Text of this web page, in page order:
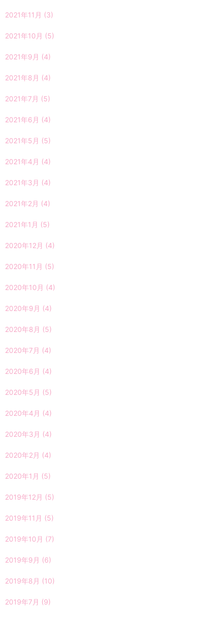
2021年11月 (3)
2021年10月 (5)
2021年9月 (4)
2021年8月 (4)
2021年7月 (5)
2021年6月 (4)
2021年5月 (5)
2021年4月 (4)
2021年3月 (4)
2021年2月 (4)
2021年1月 (5)
2020年12月 (4)
2020年11月 (5)
2020年10月 (4)
2020年9月 (4)
2020年8月 (5)
2020年7月 (4)
2020年6月 (4)
2020年5月 (5)
2020年4月 (4)
2020年3月 (4)
2020年2月 (4)
2020年1月 (5)
2019年12月 (5)
2019年11月 (5)
2019年10月 (7)
2019年9月 (6)
2019年8月 (10)
2019年7月 (9)